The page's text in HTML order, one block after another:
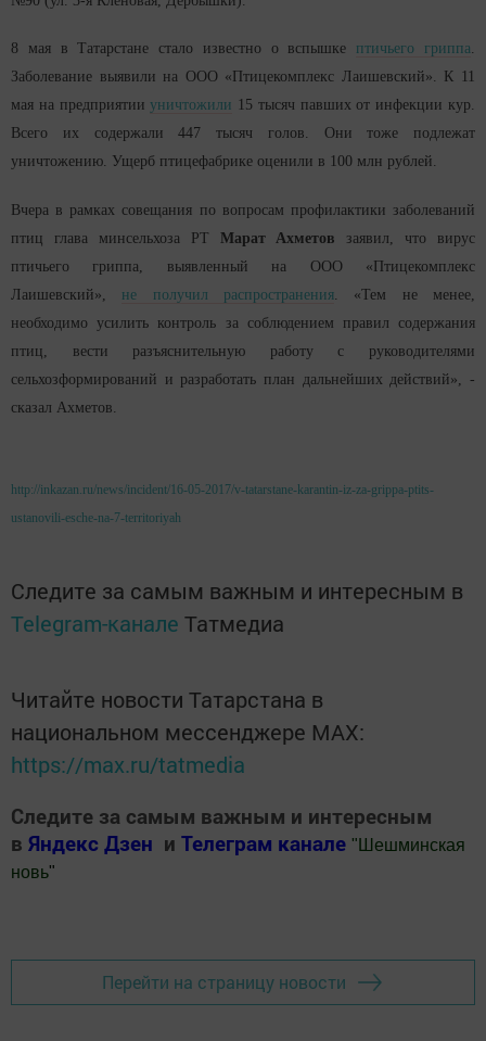
8 мая в Татарстане стало известно о вспышке птичьего гриппа.
Заболевание выявили на ООО «Птицекомплекс Лаишевский». К 11
мая на предприятии уничтожили 15 тысяч павших от инфекции кур.
Всего их содержали 447 тысяч голов. Они тоже подлежат
уничтожению. Ущерб птицефабрике оценили в 100 млн рублей.
Вчера в рамках совещания по вопросам профилактики заболеваний
птиц глава минсельхоза РТ Марат Ахметов заявил, что вирус
птичьего гриппа, выявленный на ООО «Птицекомплекс
Лаишевский», не получил распространения. «Тем не менее,
необходимо усилить контроль за соблюдением правил содержания
птиц, вести разъяснительную работу с руководителями
сельхозформирований и разработать план дальнейших действий», -
сказал Ахметов.
http://inkazan.ru/news/incident/16-05-2017/v-tatarstane-karantin-iz-za-grippa-ptits-
ustanovili-esche-na-7-territoriyah
Следите за самым важным и интересным в
Telegram-канале Татмедиа
Читайте новости Татарстана в
национальном мессенджере MАХ:
https://max.ru/tatmedia
Следите за самым важным и интересным
в Яндекс Дзен и Телеграм канале " Шешминская
новь"
Перейти на страницу новости